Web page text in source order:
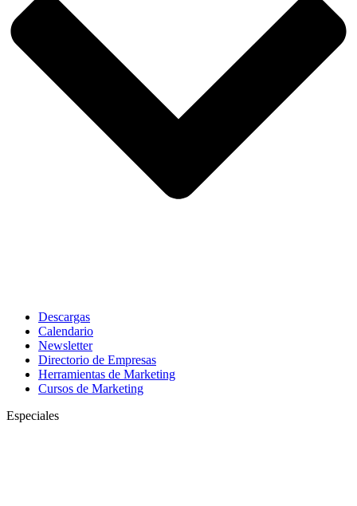
Descargas
Calendario
Newsletter
Directorio de Empresas
Herramientas de Marketing
Cursos de Marketing
Especiales